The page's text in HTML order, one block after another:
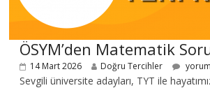
ÖSYM’den Matematik
14 Mart 2026 Doğru Tercihler
Sevgili üniversite adayları, TYT ile